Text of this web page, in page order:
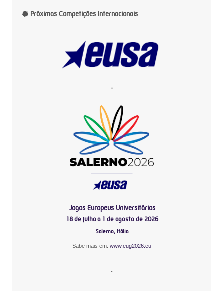
Próximas Competições Internacionais
-
Jogos Europeus Universitários
18 de julho a 1 de agosto de 2026
Salerno, Itália
Sabe mais em: www.eug2026.eu
-